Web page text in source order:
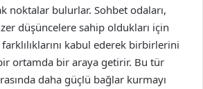
noktalar bulurlar. Sohbet odaları,
düşüncelere sahip oldukları için
kabul ederek birbirlerini
ortamda bir araya getirir. Bu tür
daha güçlü bağlar kurmayı